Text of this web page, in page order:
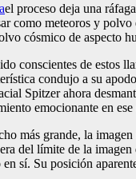
el proceso deja una
como meteoros y polvo
cósmico de aspecto
conscientes de estos
condujo a su
Spitzer ahora
emocionante en
más grande, la
del límite de la imagen
sí. Su posición